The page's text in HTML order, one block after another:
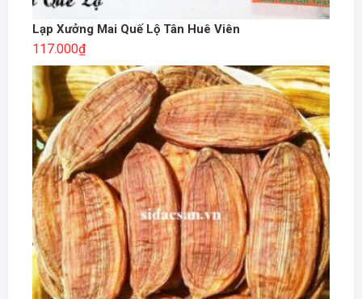
Lạp Xưởng Mai Quế Lộ Tân Huê Viên
117.000₫